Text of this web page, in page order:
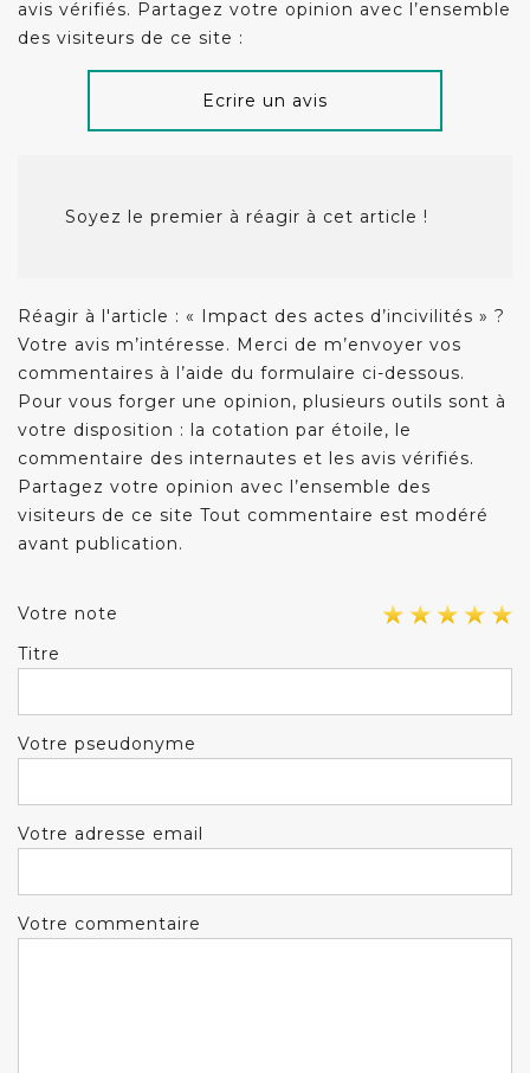
avis vérifiés. Partagez votre opinion avec l’ensemble
des visiteurs de ce site :
Ecrire un avis
Soyez le premier à réagir à cet article !
Réagir à l'article : « Impact des actes d’incivilités » ?
Votre avis m’intéresse. Merci de m’envoyer vos
commentaires à l’aide du formulaire ci-dessous.
Pour vous forger une opinion, plusieurs outils sont à
votre disposition : la cotation par étoile, le
commentaire des internautes et les avis vérifiés.
Partagez votre opinion avec l’ensemble des
visiteurs de ce site Tout commentaire est modéré
avant publication.
Votre note
Titre
Votre pseudonyme
Votre adresse email
Votre commentaire